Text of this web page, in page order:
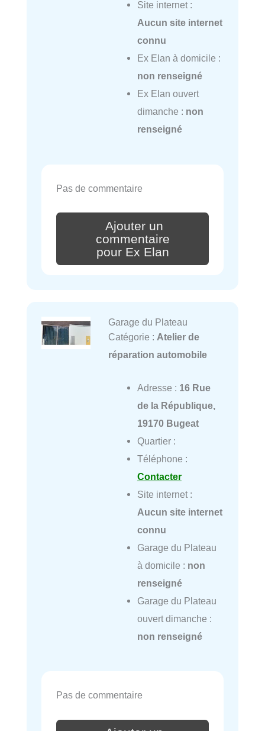
Site internet :
Aucun site internet
connu
Ex Elan à domicile :
non renseigné
Ex Elan ouvert
dimanche : non
renseigné
Pas de commentaire
Ajouter un
commentaire
pour Ex Elan
Garage du Plateau
Catégorie : Atelier de
réparation automobile
Adresse : 16 Rue
de la République,
19170 Bugeat
Quartier :
Téléphone :
Contacter
Site internet :
Aucun site internet
connu
Garage du Plateau
à domicile : non
renseigné
Garage du Plateau
ouvert dimanche :
non renseigné
Pas de commentaire